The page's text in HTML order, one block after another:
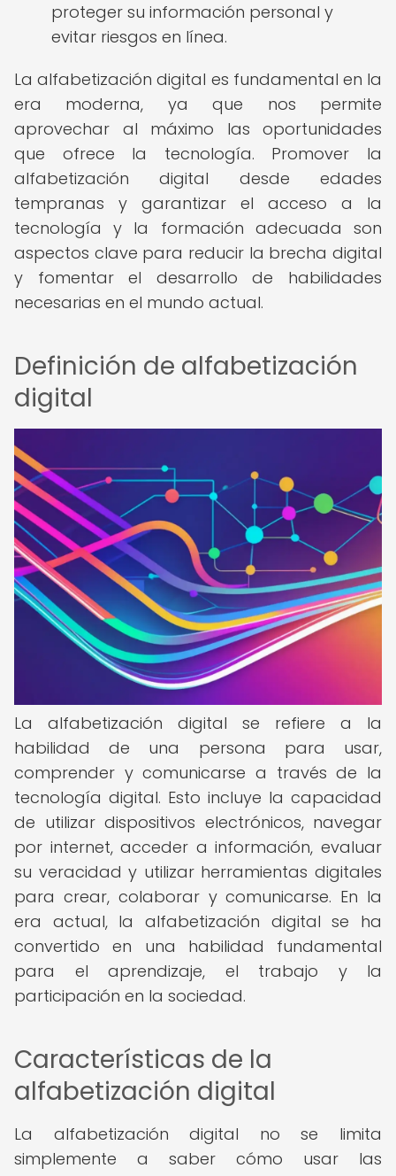
proteger su información personal y
evitar riesgos en línea.
La alfabetización digital es fundamental en la
era moderna, ya que nos permite
aprovechar al máximo las oportunidades
que ofrece la tecnología. Promover la
alfabetización digital desde edades
tempranas y garantizar el acceso a la
tecnología y la formación adecuada son
aspectos clave para reducir la brecha digital
y fomentar el desarrollo de habilidades
necesarias en el mundo actual.
Definición de alfabetización
digital
La alfabetización digital se refiere a la
habilidad de una persona para usar,
comprender y comunicarse a través de la
tecnología digital. Esto incluye la capacidad
de utilizar dispositivos electrónicos, navegar
por internet, acceder a información, evaluar
su veracidad y utilizar herramientas digitales
para crear, colaborar y comunicarse. En la
era actual, la alfabetización digital se ha
convertido en una habilidad fundamental
para el aprendizaje, el trabajo y la
participación en la sociedad.
Características de la
alfabetización digital
La alfabetización digital no se limita
simplemente a saber cómo usar las